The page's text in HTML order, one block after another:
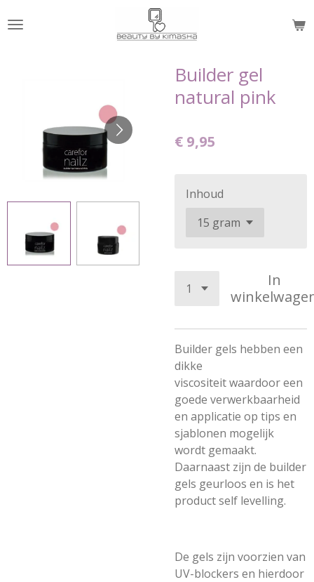
direct
Builder gel
natural pink
€ 9,95
Inhoud
In
Builder gels hebben een
dikke
viscositeit waardoor een
goede verwerkbaarheid
en applicatie op tips en
sjablonen mogelijk
wordt gemaakt.
Daarnaast zijn de builder
gels geurloos en is het
product self levelling.
De gels zijn voorzien van
UV-blockers en hierdoor